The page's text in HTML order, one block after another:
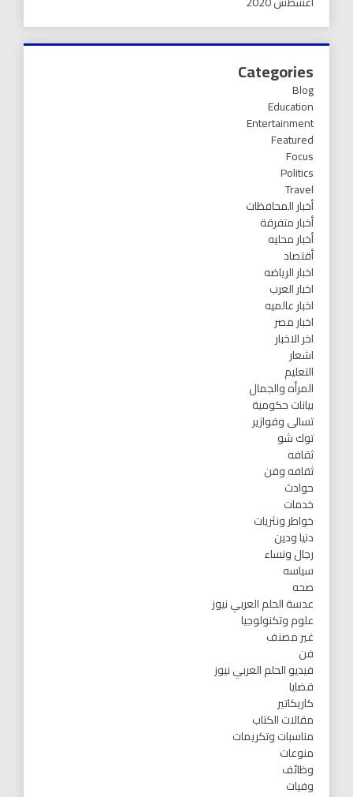
Categories
Blog
Education
Entertainment
Featured
Focus
Politics
Travel
أخبار المحافظات
أخبار متفرقة
أخبار محليه
أقتصاد
اخبار الرياضه
اخبار العرب
اخبار عالميه
اخبار مصر
اخر الاخبار
اشعار
التعليم
المرأه والجمال
بيانات حكومية
تسالى وفوازير
توك شو
ثقافه
ثقافه وفن
حوادث
خدمات
خواطر ونثريات
دنيا ودين
رجال ونساء
سياسه
صحه
عدسة الحلم العربي نيوز
علوم وتكنولوجيا
غير مصنف
فن
فيديو الحلم العربي نيوز
قضايا
كاريكاتير
مقالات الكتاب
مناسبات وتكريمات
منوعات
وظائف
وفيات